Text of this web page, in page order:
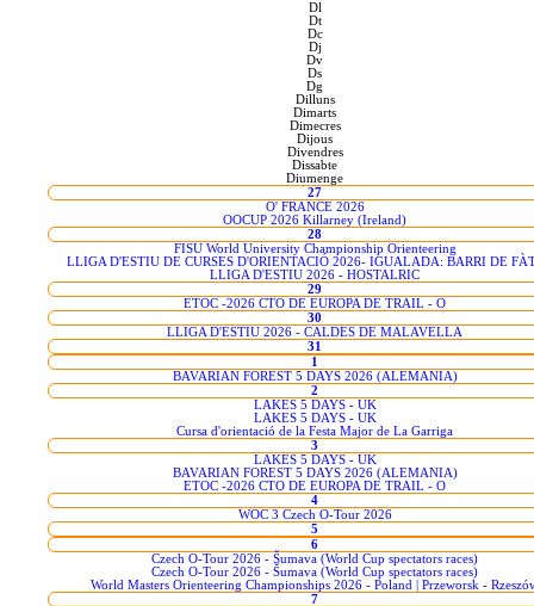
Dl
Dt
Dc
Dj
Dv
Ds
Dg
Dilluns
Dimarts
Dimecres
Dijous
Divendres
Dissabte
Diumenge
27
O' FRANCE 2026
OOCUP 2026 Killarney (Ireland)
28
FISU World University Championship Orienteering
LLIGA D'ESTIU DE CURSES D'ORIENTACIÓ 2026- IGUALADA: BARRI DE
LLIGA D'ESTIU 2026 - HOSTALRIC
29
ETOC -2026 CTO DE EUROPA DE TRAIL - O
30
LLIGA D'ESTIU 2026 - CALDES DE MALAVELLA
31
1
BAVARIAN FOREST 5 DAYS 2026 (ALEMANIA)
2
LAKES 5 DAYS - UK
LAKES 5 DAYS - UK
Cursa d'orientació de la Festa Major de La Garriga
3
LAKES 5 DAYS - UK
BAVARIAN FOREST 5 DAYS 2026 (ALEMANIA)
ETOC -2026 CTO DE EUROPA DE TRAIL - O
4
WOC 3 Czech O-Tour 2026
5
6
Czech O-Tour 2026 - Šumava (World Cup spectators races)
Czech O-Tour 2026 - Šumava (World Cup spectators races)
World Masters Orienteering Championships 2026 - Poland | Przeworsk -
7